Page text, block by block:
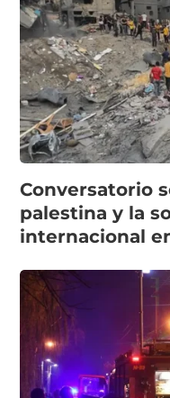
Conversatorio
palestina y la
internacional